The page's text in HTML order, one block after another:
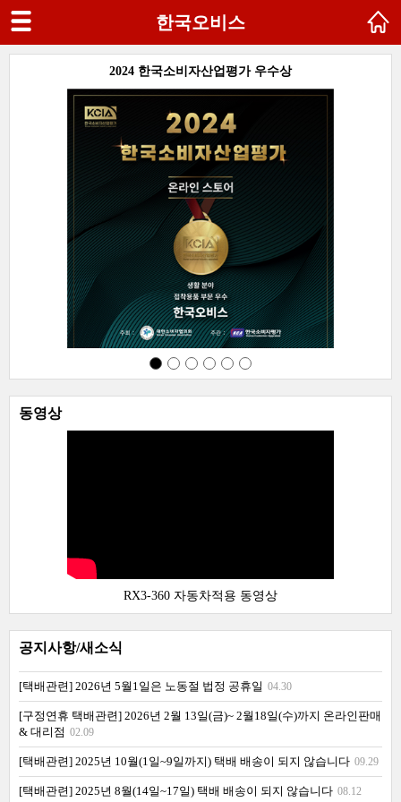
한국오비스
2024 한국소비자산업평가 우수상
동영상
RX3-360 자동차적용 동영상
공지사항/새소식
[택배관련] 2026년 5월1일은 노동절 법정 공휴일 04.30
[구정연휴 택배관련] 2026년 2월 13일(금)~ 2월18일(수)까지 온라인판매
& 대리점 02.09
[택배관련] 2025년 10월(1일~9일까지) 택배 배송이 되지 않습니다 09.29
[택배관련] 2025년 8월(14일~17일) 택배 배송이 되지 않습니다 08.12